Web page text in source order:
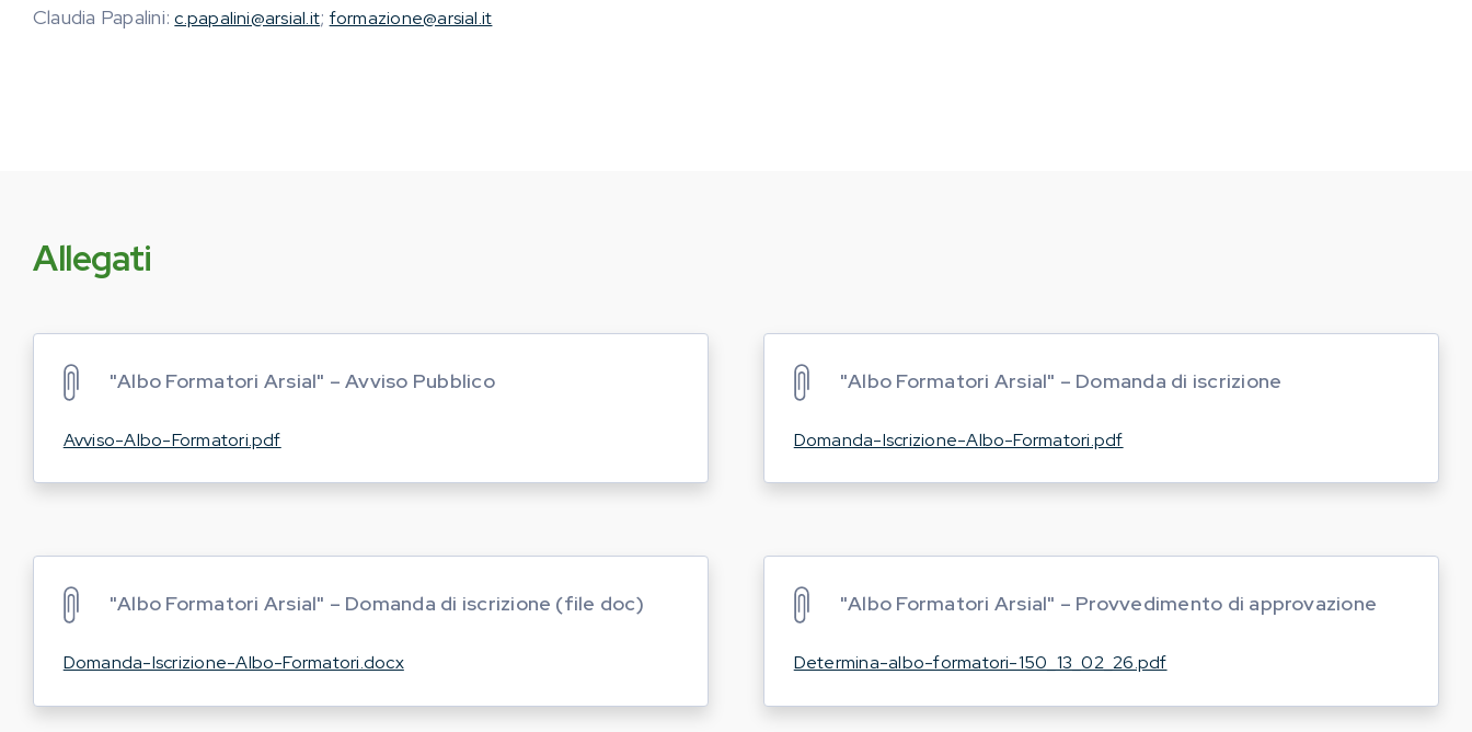
Claudia Papalini:c.papalini@arsial.it; formazione@arsial.it
Allegati
"Albo Formatori Arsial" – Avviso Pubblico
Avviso-Albo-Formatori.pdf
"Albo Formatori Arsial" – Domanda di iscrizione
Domanda-Iscrizione-Albo-Formatori.pdf
"Albo Formatori Arsial" – Domanda di iscrizione (file doc)
Domanda-Iscrizione-Albo-Formatori.docx
"Albo Formatori Arsial" – Provvedimento di approvazione
Determina-albo-formatori-150_13_02_26.pdf